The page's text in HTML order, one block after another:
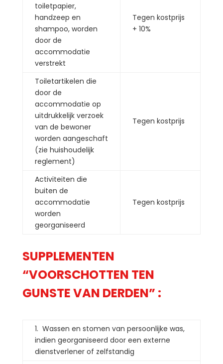
toiletpapier,
handzeep en
shampoo, worden
door de
accommodatie
verstrekt
Tegen kostprijs
+ 10%
Toiletartikelen die
door de
accommodatie op
uitdrukkelijk verzoek
van de bewoner
worden aangeschaft
(zie huishoudelijk
reglement)
Tegen kostprijs
Activiteiten die
buiten de
accommodatie
worden
georganiseerd
Tegen kostprijs
SUPPLEMENTEN
“VOORSCHOTTEN TEN
GUNSTE VAN DERDEN” :
1. Wassen en stomen van persoonlijke was,
indien georganiseerd door een externe
dienstverlener of zelfstandig